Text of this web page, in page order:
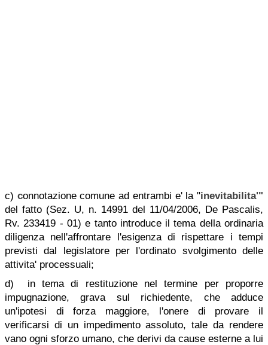
c) connotazione comune ad entrambi e' la "inevitabilita'"
del fatto (Sez. U, n. 14991 del 11/04/2006, De Pascalis,
Rv. 233419 - 01) e tanto introduce il tema della ordinaria
diligenza nell'affrontare l'esigenza di rispettare i tempi
previsti dal legislatore per l'ordinato svolgimento delle
attivita' processuali;
d) in tema di restituzione nel termine per proporre
impugnazione, grava sul richiedente, che adduce
un'ipotesi di forza maggiore, l'onere di provare il
verificarsi di un impedimento assoluto, tale da rendere
vano ogni sforzo umano, che derivi da cause esterne a lui